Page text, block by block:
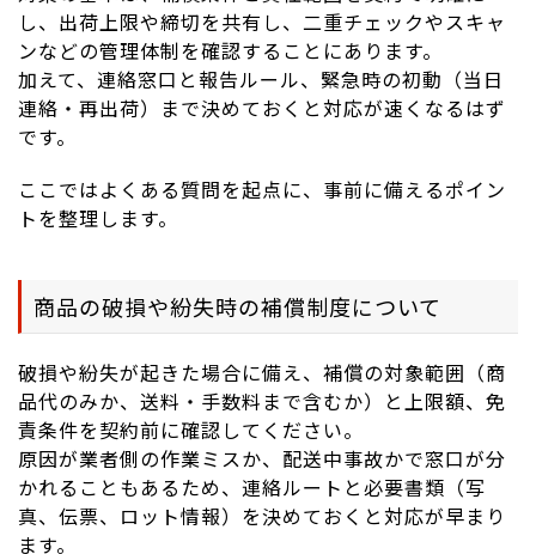
し、出荷上限や締切を共有し、二重チェックやスキャ
ンなどの管理体制を確認することにあります。
加えて、連絡窓口と報告ルール、緊急時の初動（当日
連絡・再出荷）まで決めておくと対応が速くなるはず
です。
ここではよくある質問を起点に、事前に備えるポイン
トを整理します。
商品の破損や紛失時の補償制度について
破損や紛失が起きた場合に備え、補償の対象範囲（商
品代のみか、送料・手数料まで含むか）と上限額、免
責条件を契約前に確認してください。
原因が業者側の作業ミスか、配送中事故かで窓口が分
かれることもあるため、連絡ルートと必要書類（写
真、伝票、ロット情報）を決めておくと対応が早まり
ます。